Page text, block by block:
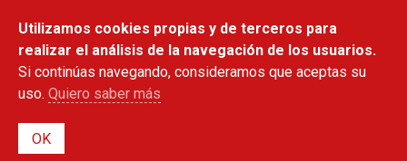
contenido
principal
Utilizamos cookies propias y de terceros para
realizar el análisis de la navegación de los usuarios.
Si continúas navegando, consideramos que aceptas su
uso. Quiero saber más